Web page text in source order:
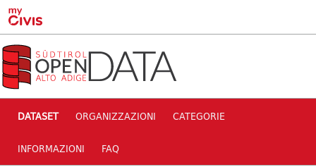
Skip to main content
DATASET ORGANIZZAZIONI CATEGORIE
INFORMAZIONI FAQ